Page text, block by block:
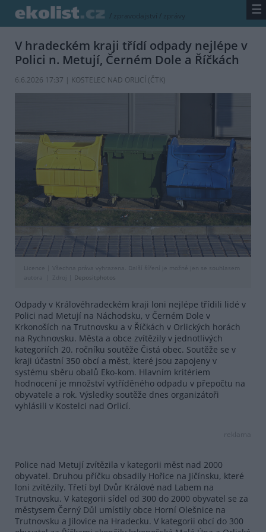
/ zpravodajství / zprávy ☰
V hradeckém kraji třídí odpady nejlépe v
Polici n. Metují, Černém Dole a Říčkách
6.6.2026 17:37 | KOSTELEC NAD ORLICÍ (ČTK)
Licence |
Všechna práva vyhrazena. Další šíření je možné jen se souhlasem
autora
Zdroj | Depositphotos
Odpady v Královéhradeckém kraji loni nejlépe třídili lidé v
Polici nad Metují na Náchodsku, v Černém Dole v
Krkonoších na Trutnovsku a v Říčkách v Orlických horách
na Rychnovsku. Města a obce zvítězily v jednotlivých
kategoriích 20. ročníku soutěže Čistá obec. Soutěže se v
kraji účastní 350 obcí a měst, které jsou zapojeny v
systému sběru obalů Eko-kom. Hlavním kritériem
hodnocení je množství vytříděného odpadu v přepočtu na
obyvatele a rok. Výsledky soutěže dnes organizátoři
vyhlásili v Kostelci nad Orlicí.
reklama
Police nad Metují zvítězila v kategorii měst nad 2000
obyvatel. Druhou příčku obsadily Hořice na Jičínsku, které
loni zvítězily. Třetí byl Dvůr Králové nad Labem na
Trutnovsku. V kategorii sídel od 300 do 2000 obyvatel se za
městysem Černý Důl umístily obce Horní Olešnice na
Trutnovsku a Jílovice na Hradecku. V kategorii obcí do 300